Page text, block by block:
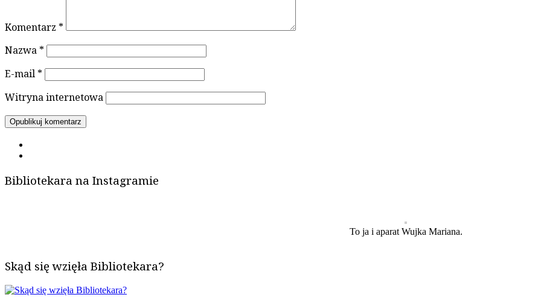
Komentarz *
Nazwa *
E-mail *
Witryna internetowa
Bibliotekara na Instagramie
To ja i aparat Wujka Mariana.
Skąd się wzięła Bibliotekara?